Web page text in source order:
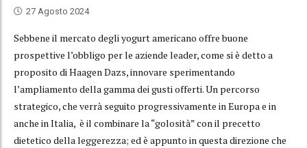
27 Agosto 2024
Sebbene il mercato degli yogurt americano offre buone
prospettive l’obbligo per le aziende leader, come si è detto a
proposito di Haagen Dazs, innovare sperimentando
l’ampliamento della gamma dei gusti offerti. Un percorso
strategico, che verrà seguito progressivamente in Europa e in
anche in Italia, è il combinare la “golosità” con il precetto
dietetico della leggerezza; ed è appunto in questa direzione che